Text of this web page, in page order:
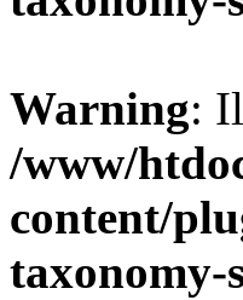
Warning:
/www/
content/
taxonomy-